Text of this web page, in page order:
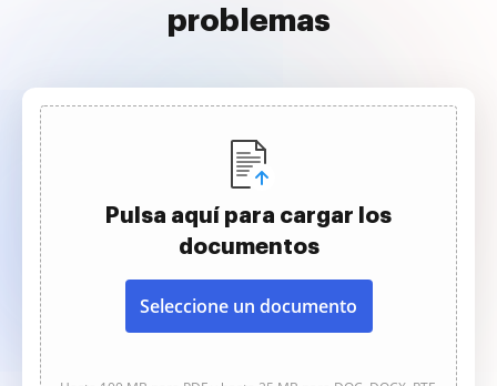
problemas
Pulsa aquí para cargar los
documentos
Seleccione un documento